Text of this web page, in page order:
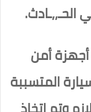
أمن
المتسببة